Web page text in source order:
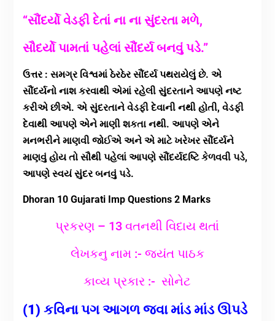
“સૌંદર્યો વેડફી દેતાં ના ના સુંદરતા મળે,
સૌદર્યો પામતાં પહેલાં સૌંદર્ય બનવું પડે.”
ઉત્તર : સમગ્ર વિશ્વમાં ઠેરઠેર સૌંદર્ય પથરાયેલું છે. એ
સૌંદર્યનો નાશ કરવાથી એમાં રહેલી સુંદરતાને આપણે નષ્ટ
કરીએ છીએ. એ સુંદરતાને વેડફી દેવાની નથી હોતી, વેડફી
દેવાથી આપણે એને માણી શકતા નથી. આપણે એને
મનભરીને માણવી જોઈએ અને એ માટે ખરેખર સૌંદર્યને
માણવું હોય તો સૌથી પહેલાં આપણે સૌંદર્યદષ્ટિ કેળવવી પડે,
આપણે સ્વયં સુંદર બનવું પડે.
Dhoran 10 Gujarati Imp Questions 2 Marks
પ્રકરણ – 13 વતનથી વિદાય થતાં
લેખકનુ નામ :- જયંત પાઠક
કાવ્ય પ્રકાર :- સોનેટ
(1) કવિના પગ આગળ જવા માંડ માંડ ઊપડે